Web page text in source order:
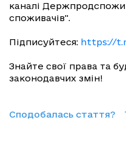
каналі
споживачів".
Підписуйтеся: https://
Знайте свої права та
законодавчих змін!
Сподобалась стаття?